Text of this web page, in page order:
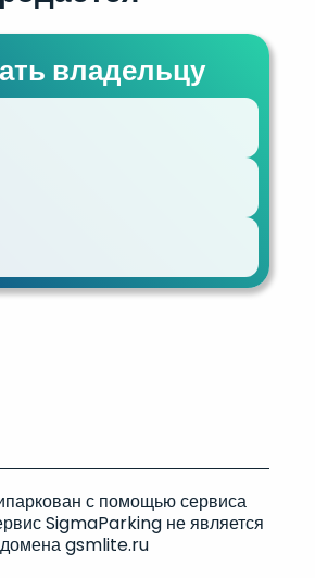
владельцу
с помощью сервиса
SigmaParking не является
gsmlite.ru